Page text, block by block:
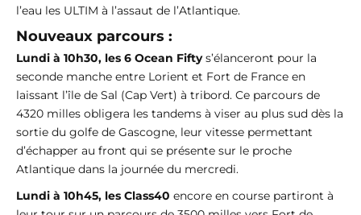
l’eau les ULTIM à l’assaut de l’Atlantique.
Nouveaux parcours :
Lundi à 10h30, les 6 Ocean Fiftys’élanceront pour la
seconde manche entre Lorient et Fort de France en
laissant l’île de Sal (Cap Vert) à tribord. Ce parcours de
4320 milles obligera les tandems à viser au plus sud dès la
sortie du golfe de Gascogne, leur vitesse permettant
d’échapper au front qui se présente sur le proche
Atlantique dans la journée du mercredi.
Lundi à 10h45, les Class40 encore en course partiront à